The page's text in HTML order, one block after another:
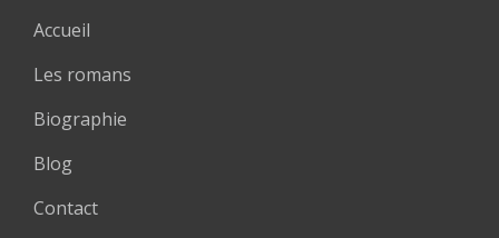
Accueil
Les romans
Biographie
Blog
Contact